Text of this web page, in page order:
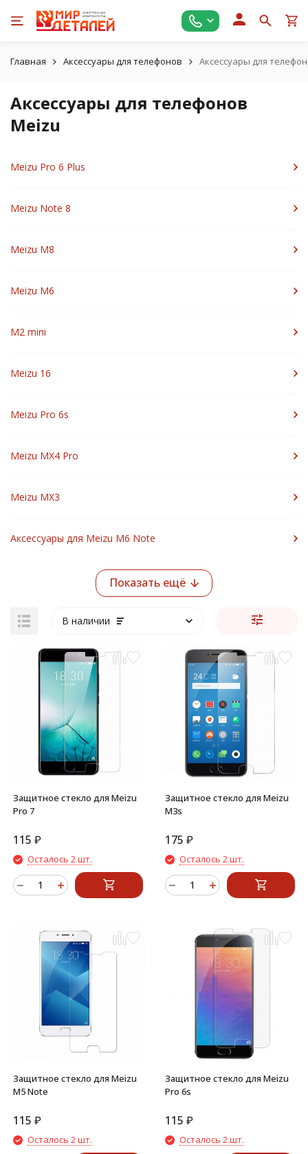
Главная Аксессуары для телефонов Аксессуары для
Аксессуары для телефонов
Meizu
Meizu Pro 6 Plus
Meizu Note 8
Meizu M8
Meizu M6
M2 mini
Meizu 16
Meizu Pro 6s
Meizu MX4 Pro
Meizu MX3
Аксессуары для Meizu M6 Note
Показать ещё
В наличии
Защитное стекло для Meizu
Pro 7
115 ₽
Осталось 2 шт.
Защитное стекло для Meizu
M3s
175 ₽
Осталось 2 шт.
Защитное стекло для Meizu
M5 Note
115 ₽
Осталось 2 шт.
Защитное стекло для Meizu
Pro 6s
115 ₽
Осталось 2 шт.